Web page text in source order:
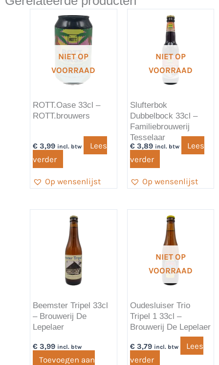
NIET OP
VOORRAAD
ROTT.Oase 33cl –
ROTT.brouwers
€ 3,99 incl. btw
Lees
verder
Op wensenlijst
NIET OP
VOORRAAD
Slufterbok
Dubbelbock 33cl –
Familiebrouwerij
Tesselaar
€3,89 incl. btw
Lees
verder
Op wensenlijst
Beemster Tripel 33cl
– Brouwerij De
Lepelaer
€ 3,99 incl. btw
Toevoegen aan
NIET OP
VOORRAAD
Oudesluiser Trio
Tripel 1 33cl –
Brouwerij De Lepelaer
€3,79 incl. btw
Lees
verder